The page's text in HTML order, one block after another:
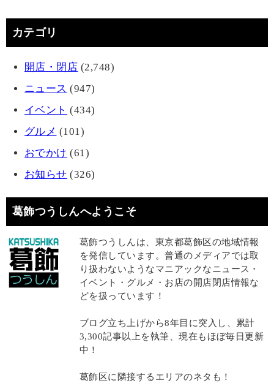
カテゴリ
開店・閉店 (2,748)
ニュース (947)
イベント (434)
グルメ (101)
おでかけ (61)
お知らせ (326)
葛飾つうしんへようこそ
葛飾つうしんは、東京都葛飾区の地域情報
を発信しています。普通のメディアでは取
り扱わないようなマニアックなニュース・
イベント・グルメ・お店の開店閉店情報な
どを扱っています！
ブログ立ち上げから8年目に突入し、累計
3,300記事以上を執筆、現在もほぼ毎日更新
中！
葛飾区に隣接するエリアのネタも！